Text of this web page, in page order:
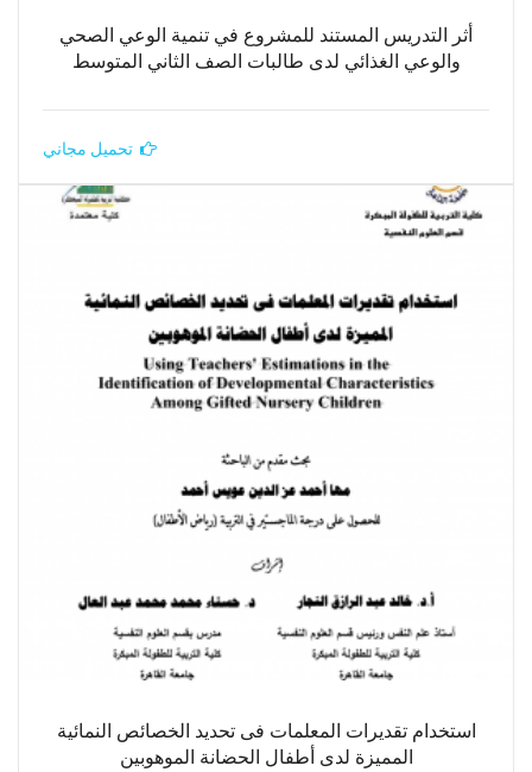
أثر التدريس المستند للمشروع في تنمية الوعي الصحي
والوعي الغذائي لدى طالبات الصف الثاني المتوسط
تحميل مجاني
استخدام تقديرات المعلمات فى تحديد الخصائص النمائية
المميزة لدى أطفال الحضانة الموهوبين